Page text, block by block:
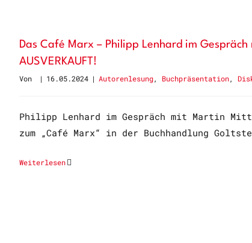
Das Café Marx – Philipp Lenhard im
AUSVERKAUFT!
Von | 16.05.2024 | Autorenlesung, Buchpräsentation,
Philipp Lenhard im Gespräch mit Martin
zum „Café Marx“ in der Buchhandlung
Weiterlesen